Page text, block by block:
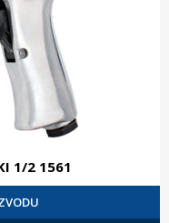
1/2 1561